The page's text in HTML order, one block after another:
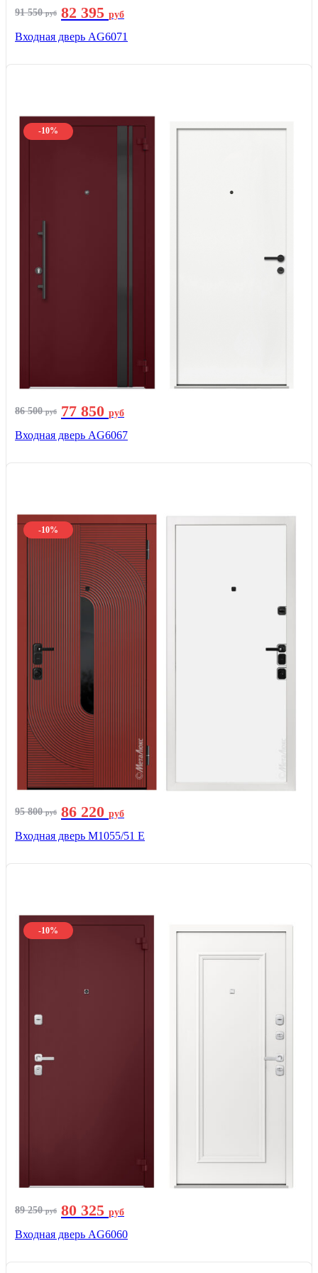
91 550руб 82 395 руб
Входная дверь AG6071
-10%
86 500руб 77 850 руб
Входная дверь AG6067
-10%
95 800руб 86 220 руб
Входная дверь М1055/51 Е
-10%
89 250руб 80 325 руб
Входная дверь AG6060